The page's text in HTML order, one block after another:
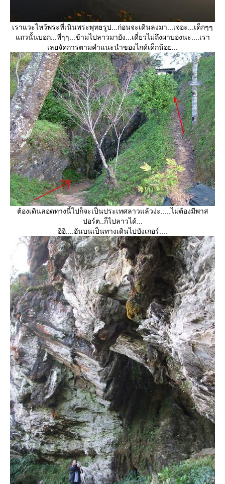
เราแวะไหว้พระที่เนินพระพุทธรูป...ก่อนจะเดินลงมา...เจอะ...เด็กๆๆ
ถวนั้นบอก...พี่ๆๆ...ข้ามไปลาวมายัง...เดี๋ยวไม่ถึงผาบองนะ....เรา
เลยจัดการตามคำแนะนำของไกด์เด็กน้อย...
ต้องเดินลอดทางนี้ไปก็จะเป็นประเทศลาวแล้วง่ะ.....ไม่ต้องมีพาส
ปอร์ต..ก็ไปลาวได้...
อิอิ....อันบนเป็นทางเดินไปบังเกอร์....